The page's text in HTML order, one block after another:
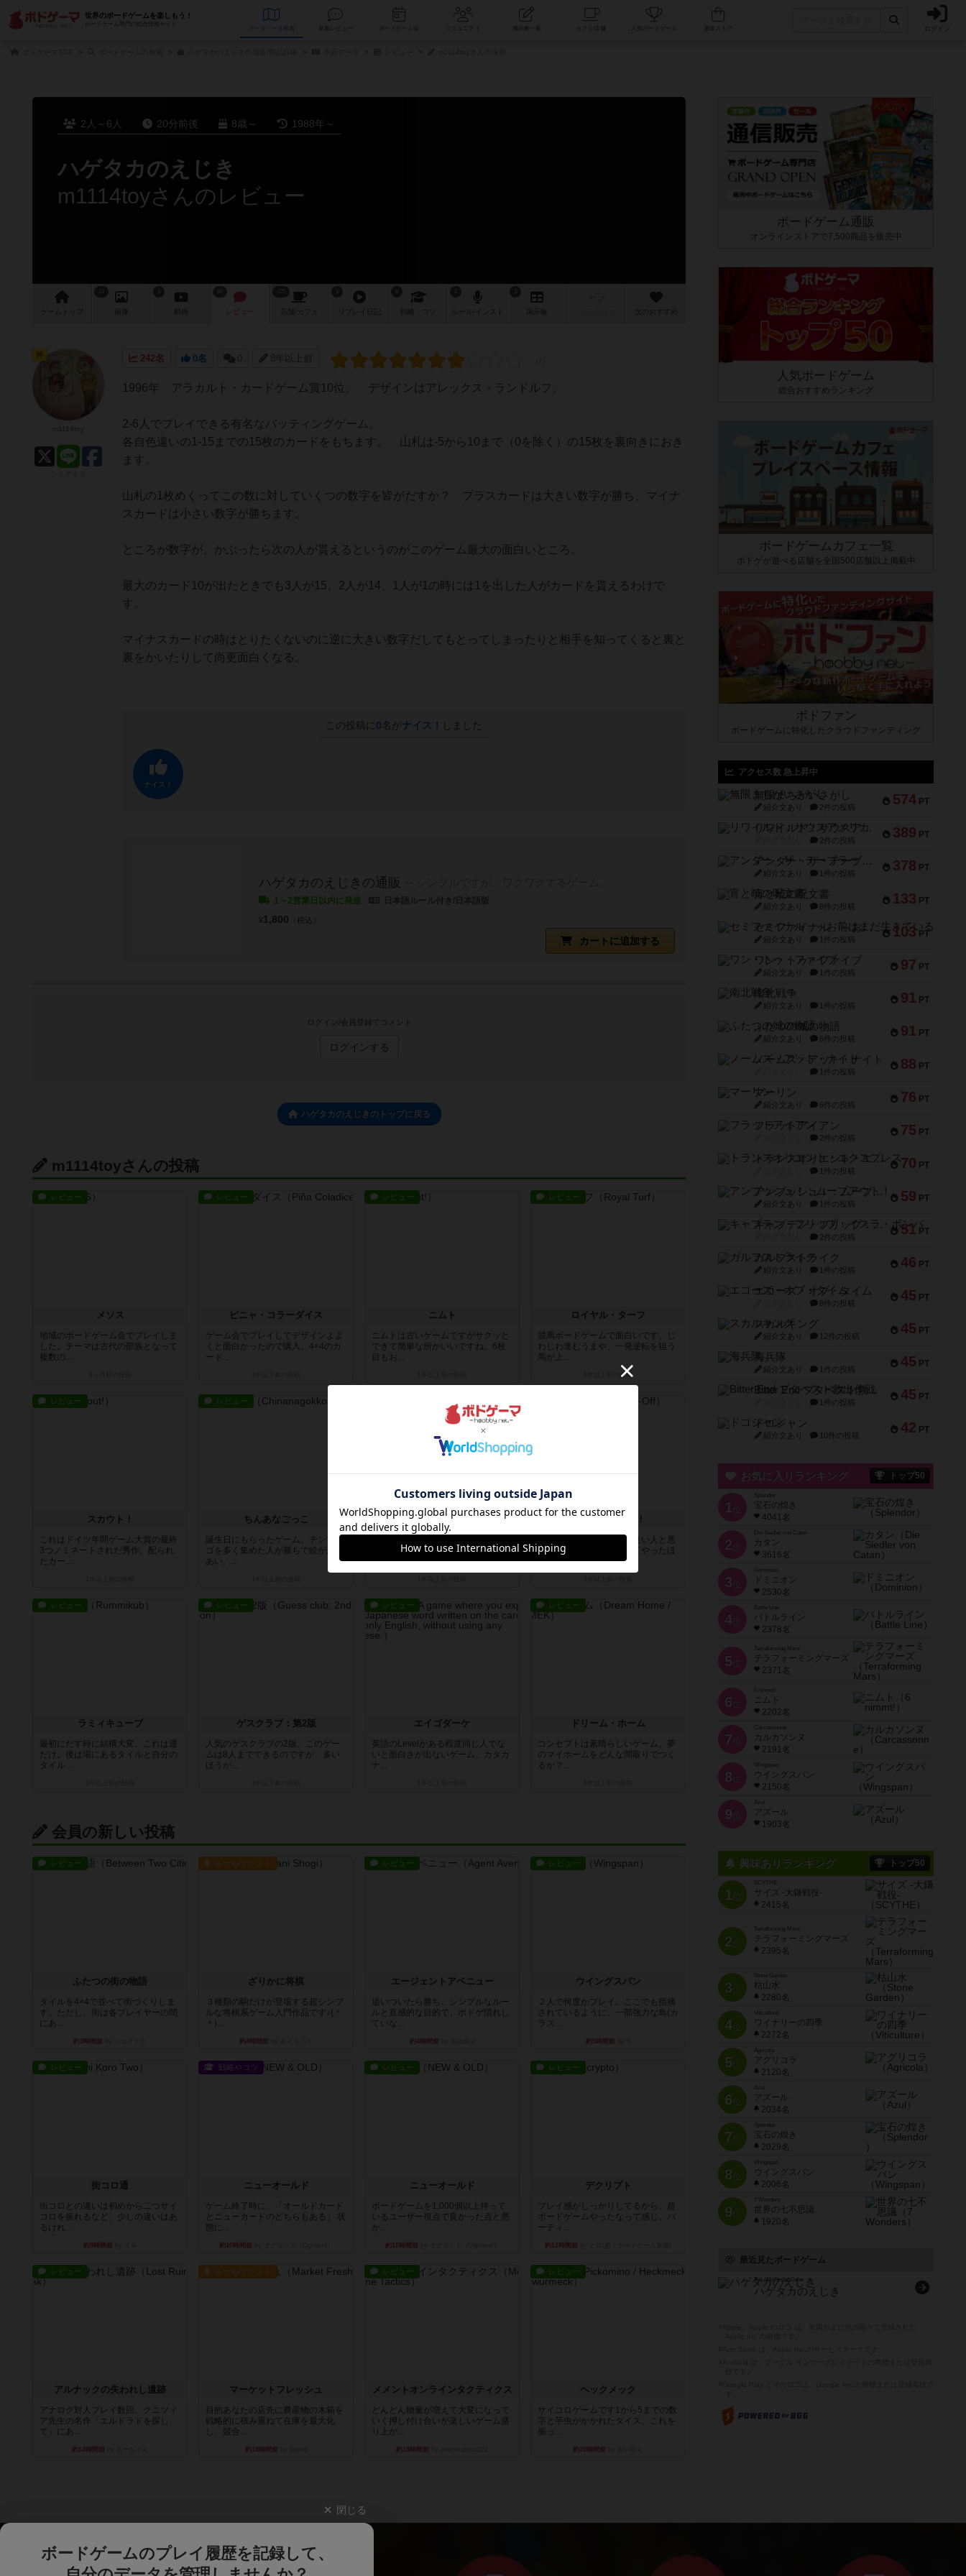
世界のボードゲームを楽しもう！
ボードゲーム専門の総合情報サイト
データベース コミュニティ 人気ボードゲーム ログイン
2人～6人 20分前後 8歳～ 1988年～
ハゲタカのえじき
m1114toyさんのレビュー
ゲーム 画像 レビュー 店舗/ カフェ 戦略 次のおすすめ
242名 0名 0 8年以上前
1996年 アラカルト・カードゲーム賞10位。 デザインはアレックス・ランドルフ。
2-6人でプレイできる有名なバッティングゲーム。
各自色違いの1-15までの15枚のカードをもちます。 山札は-5から10まで（0を除く）の15枚を裏向きにおき
ます。
山札の1枚めくってこの数に対していくつの数字を皆がだすか？ プラスカードは大きい数字が勝ち、マイナ
スカードは小さい数字が勝ちます。
ところが数字が、かぶったら次の人が貰えるというのがこのゲーム最大の面白いところ。
最大のカード10が出たときでも3人が15、2人が14、1人が1の時には1を出した人がカードを貰えるわけで
す。
マイナスカードの時はとりたくないのに逆に大きい数字だしてもとってしまったりと相手を知ってくると裏と
裏をかいたりして尚更面白くなる。
この投稿に 0名がナイス！ しました
ナイス！
ハゲタカのえじきの通販
1～2営業日以内に発送
カートに追加する
¥1,800 （税込）
ログイン/会員登録でコメント
ログインする
ハゲタカのえじきのトップに戻る
m1114toyさんの投稿
レビュー
メソス
地域のボードゲーム会でプレイしま
した。テーマは古代の部族となって
複数の...
レビュー
ピニャ・コラーダイス
ゲーム会でプレイしてデザインよよ
くと面白かったので購入。4×4のカ
ード...
レビュー
ニムト
ニムトは古いゲームですがサクッと
できて簡単な所かいいですね。6枚
目もお...
レビュー
ロイヤル・ターフ
競馬ボードゲームで面白いです。じ
わじわ進むうまや、一発逆転を狙う
馬が上...
の投稿
レビュー
スカウト！
これはドイツ年間ゲーム大賞の最終
3つノミネートされだ秀作。配られ
たカー...
レビュー
ちんあなごっこ
誕生日にもらったゲーム。チンアナ
ゴを多く集めた人が勝ちで絵がかわ
あい。...
ボーナンザ
いとか、取ってきたカードも左に入
れるな...
バウンス・オフ！
このゲームは運動神経の良い人と悪
い人と上手く組み合わせてやったほ
うが断...
レビュー
ラミィキューブ
最初にだす時に結構大変。これは運
だけ。後は場にあるタイルと自分の
タイル...
レビュー
ゲスクラブ：第2版
人気のゲスクラブの2版。このゲー
ムは8人までできるのですが、多い
ほうが...
レビュー
エイゴダーケ
英語のLevelがある程度同じ人でな
いと面白さが出ないゲーム。カタカ
ナ...
レビュー
ドリーム・ホーム
コンセプトは素晴らしいゲーム。夢
のマイホームをどんな間取りでつく
るか？...
会員の新しい投稿
レビュー
ふたつの街の物語
タイルを4×4で並べて街づくりしま
す。ただし、街は各プレイヤーの間
にあ...
約3時間前
ルール/インスト
ざりかに将棋
３種類の駒だけが登場する超シンプ
ルな将棋系ゲーム入門作品です♪(＾
＾)...
約4時間前
レビュー
エージェントアベニュー
追いついたら勝ち。シンプルなルー
ルと直感的な目的で、ボドゲ慣れし
ていな...
約4時間前
レビュー
ウイングスパン
２人で何度かプレイ。ここでも指摘
されているように、一部強力な鳥(カ
ラス...
約5時間前
レビュー
街コロ通
街コロとの違いは初めから二つサイ
コロを振れるなど、少しの違いはあ
るけれ...
約9時間前
戦略やコツ
ニューオールド
ゲーム終了時に、「オールドカード
とニューカードのどちらもある」 状
態に...
約10時間前
レビュー
ニューオールド
ボードゲームを1,000個以上持って
いるユーザー視点で良かった点と悪
か...
約10時間前
レビュー
デクリプト
プレイ感がしっかりしてるから、超
ボードゲームやったなって感じ。パ
ーティ...
約11時間前
レビュー
アルナックの失われし遺跡
アナログ対人プレイ数回。クニツィ
ア先生の名作「エルドラドを探し
て」にあ...
約14時間前
ルール/インスト
マーケットフレッシュ
目的あなたの店先に農産物の木箱を
戦略的に積み重ねて在庫を最大化
し、競合...
約18時間前
レビュー
メメントオンラインタクティクス
どんどん物量が増えて大変になって
いく押し付け合いが楽しいゲーム盛
り上が...
約18時間前
レビュー
ヘックメック
サイコロゲームです1から5までの数
字と芋虫がかかれたダイス。これを
振っ...
約20時間前
ボードゲーム通販
オンラインストアで7,500商品を販売中
人気ボードゲーム
総合おすすめランキング
ボードゲームカフェ一覧
ボドゲが遊べる店舗を全国500店舗以上掲載中
ボドファン
ボードゲームに特化したクラウドファンディング
アクセス数 急上昇中
574 PT
無限まちがいさがし
紹介文あり 2件の投稿
389 PT
リワイルド：サウスアメリカ
2件の投稿
378 PT
アンダー・ザ・テーブラー
紹介文あり 1件の投稿
133 PT
宵と暁の呪文書
紹介文あり 8件の投稿
103 PT
セミファイナル ～お前はまだ生きている～
紹介文あり 1件の投稿
97 PT
ワン・トゥ・ファイブ
紹介文あり 1件の投稿
91 PT
南北戦争
紹介文あり 1件の投稿
91 PT
ふたつの城の物語
紹介文あり 6件の投稿
88 PT
ノームズ・アット・ナイト
1件の投稿
76 PT
マーリン
紹介文あり 6件の投稿
75 PT
フラットアイアン
2件の投稿
70 PT
トランスオリエント・エクスプレス
1件の投稿
59 PT
アンブッシュ！：ムーブアウト！
紹介文あり 1件の投稿
51 PT
キャプテン・フリップ：イスラ・ボンバ
2件の投稿
46 PT
ガルフストライク
紹介文あり 1件の投稿
45 PT
エコーズ・オブ・タイム
8件の投稿
45 PT
スカルキング
紹介文あり 12件の投稿
45 PT
海兵隊
紹介文あり 1件の投稿
45 PT
Bitter End ブタペスト救出作戦
1件の投稿
42 PT
ドコジャン
紹介文あり 10件の投稿
お気に入りランキング トップ50
1 位
宝石の煌き
4041名
2 位
Die Siedler von Catan
カタン
3616名
3 位
ドミニオン
2530名
4位
Battle Line
バトルライン
2378名
5 位
Terraforming Mars
テラフォーミングマーズ
2371名
6 位
ニムト
2202名
7 位
Carcassonne
カルカソンヌ
2191名
8 位
Wingspan
ウイングスパン
2150名
9 位
Azul
アズール
1903名
興味ありランキング トップ50
1位
SCYTHE
サイズ -大鎌戦役-
2415名
2位
Terraforming Mars
テラフォーミングマーズ
2395名
3位
Stone Garden
枯山水
2280名
4位
Viticulture
ワイナリーの四季
2272名
5位
Agricola
アグリコラ
2120名
6位
Azul
アズール
2034名
7位
宝石の煌き
2029名
8位
Wingspan
ウイングスパン
2006名
9位
7 Wonders
世界の七不思議
1920名
最近見たボードゲーム
Raj / Hol's der Geier
ハゲタカのえじき
閉じる
ボードゲームのプレイ履歴を記録して、